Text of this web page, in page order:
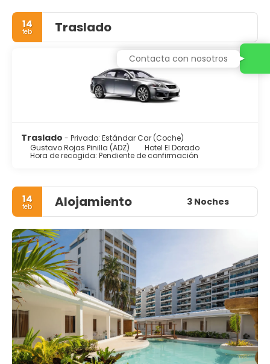
14
feb Traslado
Traslado - Privado: Estándar Car (Coche)
Gustavo Rojas Pinilla (ADZ)
Hotel El Dorado
Hora de recogida: Pendiente de confirmación
14
feb Alojamiento 3 Noches
Contacta con nosotros